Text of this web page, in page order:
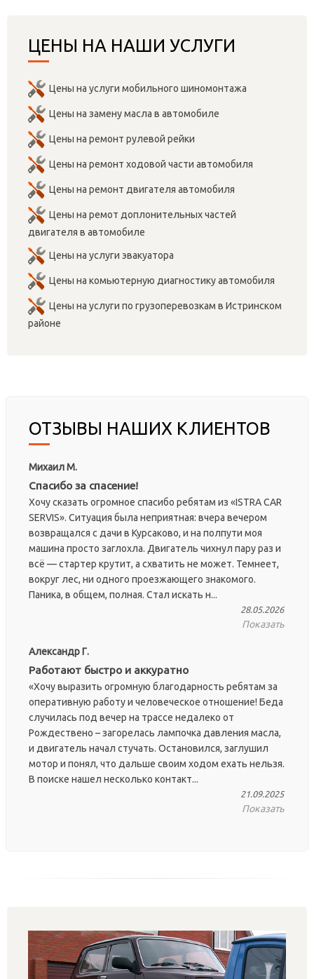
ЦЕНЫ НА НАШИ УСЛУГИ
Цены на услуги мобильного шиномонтажа
Цены на замену масла в автомобиле
Цены на ремонт рулевой рейки
Цены на ремонт ходовой части автомобиля
Цены на ремонт двигателя автомобиля
Цены на ремот доплонительных частей
двигателя в автомобиле
Цены на услуги эвакуатора
Цены на комьютерную диагностику автомобиля
Цены на услуги по грузоперевозкам в Истринском
районе
ОТЗЫВЫ НАШИХ КЛИЕНТОВ
Михаил М.
Спасибо за спасение!
Хочу сказать огромное спасибо ребятам из «ISTRA CAR
SERVIS». Ситуация была неприятная: вчера вечером
возвращался с дачи в Курсаково, и на полпути моя
машина просто заглохла. Двигатель чихнул пару раз и
всё — стартер крутит, а схватить не может. Темнеет,
вокруг лес, ни одного проезжающего знакомого.
Паника, в общем, полная. Стал искать н...
28.05.2026
Показать
Александр Г.
Работают быстро и аккуратно
«Хочу выразить огромную благодарность ребятам за
оперативную работу и человеческое отношение! Беда
случилась под вечер на трассе недалеко от
Рождествено – загорелась лампочка давления масла,
и двигатель начал стучать. Остановился, заглушил
мотор и понял, что дальше своим ходом ехать нельзя.
В поиске нашел несколько контакт...
21.09.2025
Показать